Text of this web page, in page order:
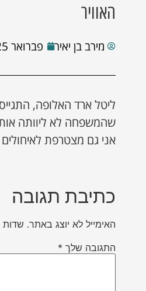
האוויר
מירב בן יאיר פברואר 25, 2021
ליטל ארד האלופה,
שהמשפחה לא ליוותה
אני גם מצטרפת
כתיבת תגובה
האימייל לא יוצג באתר. שדות
התגובה שלך *